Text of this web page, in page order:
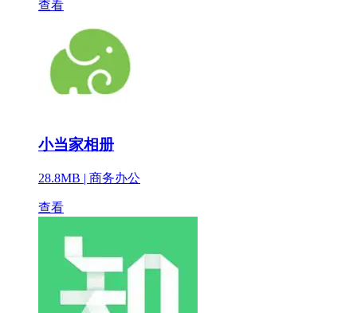
查看
小当家相册
28.8MB | 商务办公
查看